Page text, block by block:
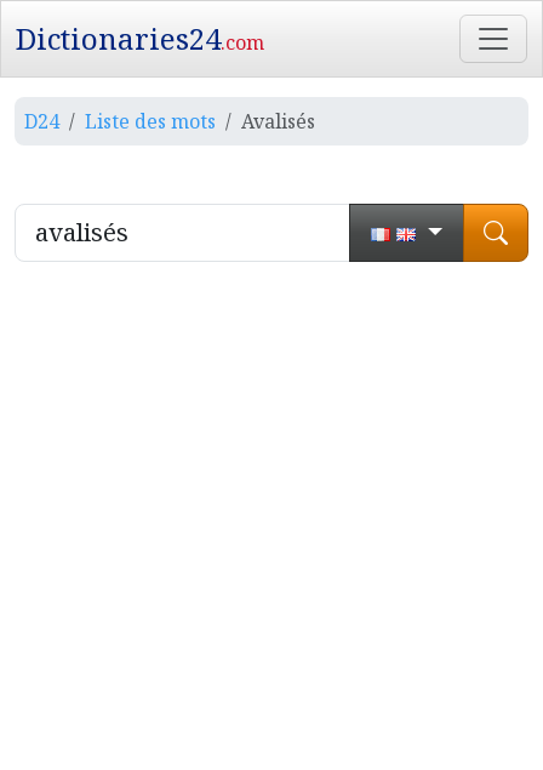
Dictionaries24.com
D24 Liste des mots Avalisés